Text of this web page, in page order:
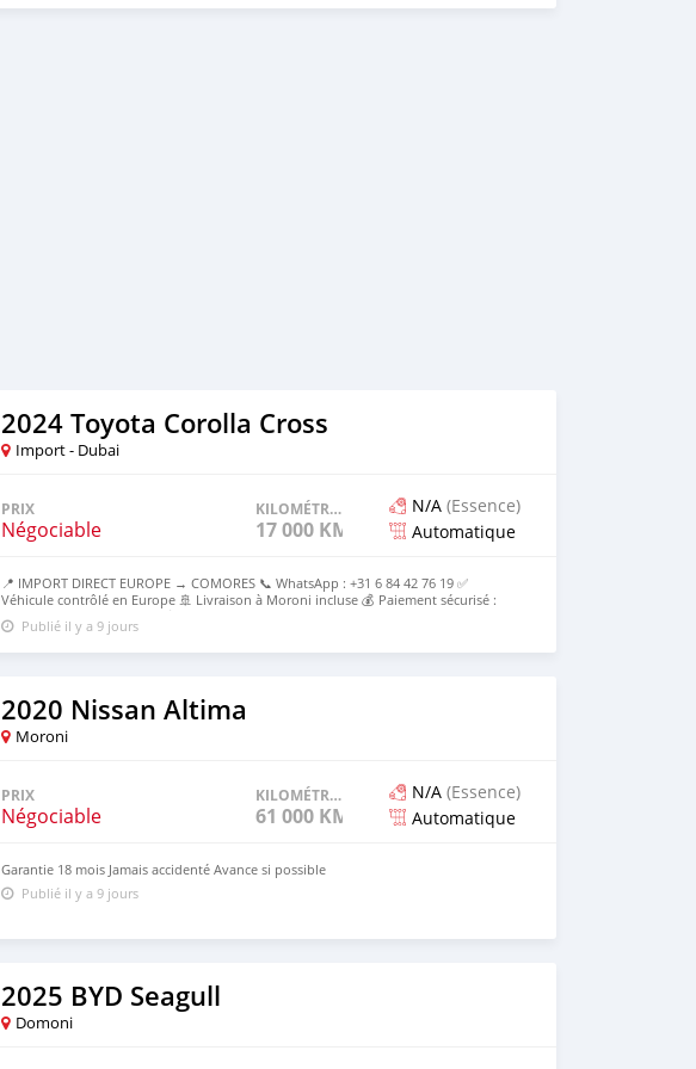
2024 Toyota Corolla Cross
Import - Dubai
PRIX
Négociable
KILOMÉTRAGE
17 000 KM
N/A (Essence)
Automatique
📍 IMPORT DIRECT EUROPE → COMORES 📞 WhatsApp : +31 6 84 42 76 19 ✅
Véhicule contrôlé en Europe 🚢 Livraison à Moroni incluse 💰 Paiement sécurisé :
50% avant, 50% à l’arrivée 💰Prix rendu Moroni : [2000000 ] Tout compris
Publié il y a 9 jours
2020 Nissan Altima
Moroni
PRIX
Négociable
KILOMÉTRAGE
61 000 KM
N/A (Essence)
Automatique
Garantie 18 mois Jamais accidenté Avance si possible
Publié il y a 9 jours
2025 BYD Seagull
Domoni